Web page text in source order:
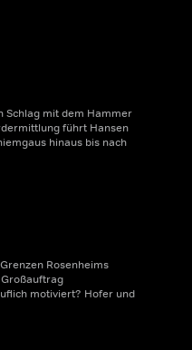
Schlag mit dem Hammer
führt Hansen
hinaus bis nach
Rosenheims
motiviert? Hofer und